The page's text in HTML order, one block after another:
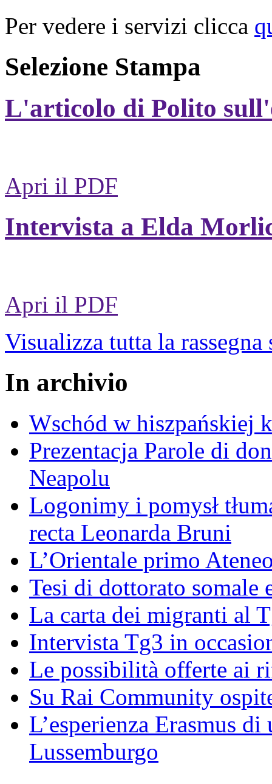
Per vedere i servizi clicca
Selezione Stampa
L'articolo di Polito
Apri il PDF
Intervista a Elda
Apri il PDF
Visualizza tutta la rassegna
In archivio
Wschód w hiszpańskiej
Prezentacja Parole di
Neapolu
Logonimy i pomysł
recta Leonarda Bruni
L’Orientale primo
Tesi di dottorato somale
La carta dei migranti al
Intervista Tg3 in
Le possibilità offerte ai
Su Rai Community
L’esperienza Erasmus
Lussemburgo